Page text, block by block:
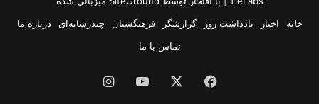
خانه
اخبار یادداشت روز گزارشگر فرهنگستان چندرسانه‌ای
درباره ما
تماس با ما
فیس یوتیوب